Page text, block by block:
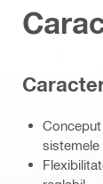
sistemele